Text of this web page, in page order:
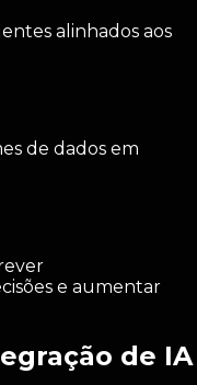
alinhados aos
de dados em
e aumentar
de IA